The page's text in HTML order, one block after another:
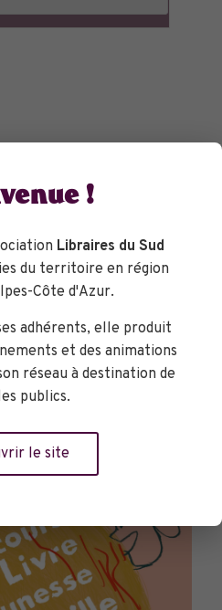
!
Libraires du Sud
du territoire en région
Côte d'Azur.
adhérents, elle produit
et des animations
réseau à destination de
publics.
le site